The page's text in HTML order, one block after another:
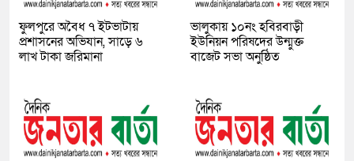
ফুলপুরে অবৈধ ৭ ইটভাটায়
প্রশাসনের অভিযান, সাড়ে ৬
লাখ টাকা জরিমানা
ভালুকায় ১০নং হবিরবাড়ী
ইউনিয়ন পরিষদের উন্মুক্ত
বাজেট সভা অনুষ্ঠিত